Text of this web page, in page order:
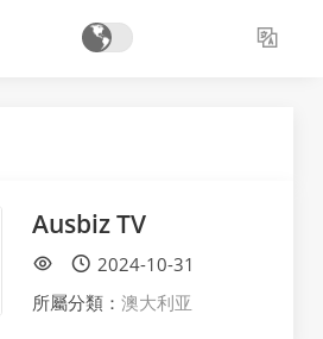
Ausbiz TV
2024-10-31
所屬分類：澳大利亚